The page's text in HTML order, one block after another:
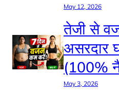
May 12, 2026
तेजी से
असरदार
(100%
May 3, 2026